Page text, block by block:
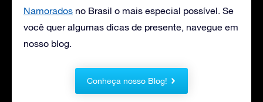
Namorados no Brasil o mais especial possível. Se
você quer algumas dicas de presente, navegue em
nosso blog.
Conheça nosso Blog!